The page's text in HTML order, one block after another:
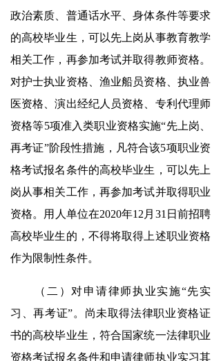
政治素质、普通话水平、身体条件等要求
的高校毕业生，可以先上岗从事教育教学
相关工作，再参加考试并取得教师资格。
对护士执业资格、渔业船员资格、执业兽
医资格、演出经纪人员资格、专利代理师
资格等5项准入类职业资格实施“先上岗、
再考证”阶段性措施，凡符合该5项职业资
格考试报名条件的高校毕业生，可以先上
岗从事相关工作，再参加考试并取得职业
资格。用人单位在2020年12月31日前招聘
高校毕业生的，不得将取得上述职业资格
作为限制性条件。
（二）对申请律师执业实施“先实
习、再考证”。尚未取得法律职业资格证
书的高校毕业生，符合国家统一法律职业
资格考试报名条件和申请律师执业实习其